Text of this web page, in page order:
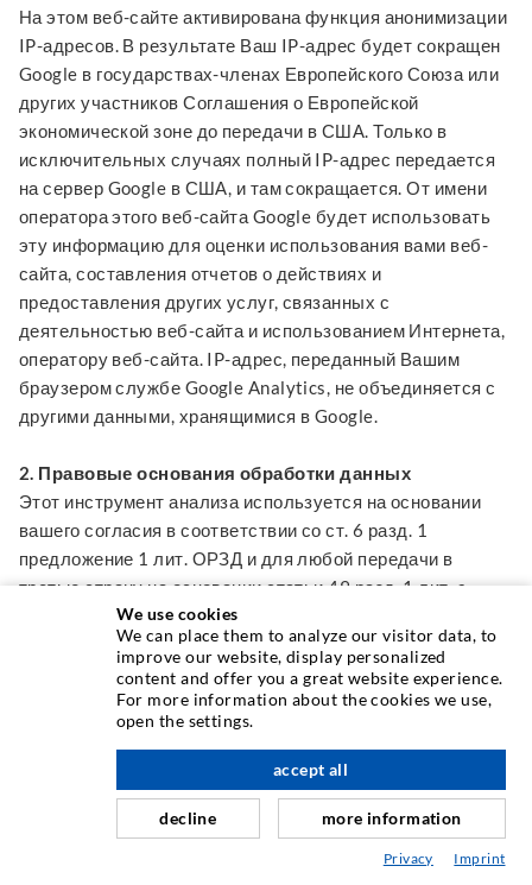
На этом веб-сайте активирована функция анонимизации
IP-адресов. В результате Ваш IP-адрес будет сокращен
Google в государствах-членах Европейского Союза или
других участников Соглашения о Европейской
экономической зоне до передачи в США. Только в
исключительных случаях полный IP-адрес передается
на сервер Google в США, и там сокращается. От имени
оператора этого веб-сайта Google будет использовать
эту информацию для оценки использования вами веб-
сайта, составления отчетов о действиях и
предоставления других услуг, связанных с
деятельностью веб-сайта и использованием Интернета,
оператору веб-сайта. IP-адрес, переданный Вашим
браузером службе Google Analytics, не объединяется с
другими данными, хранящимися в Google.
2. Правовые основания обработки данных
Этот инструмент анализа используется на основании
вашего согласия в соответствии со ст. 6 разд. 1
предложение 1 лит. ОРЗД и для любой передачи в
третью страну на основании статьи 49 разд. 1 лит. a
ОРЗД). Хранение информации на вашем конечном
устройстве происходит на основании § 25 разд. 1 п. 1
Закона о телекоммуникациях и защите
телекоммуникационных данных (ТТДСГ).
Использование Google Analytics на нашем сайте служит
для анализа поведения посетителей нашего сайта с
целью оптимизации и отображения как нашего сайта, так
We use cookies
We can place them to analyze our visitor data, to
improve our website, display personalized
content and offer you a great website experience.
For more information about the cookies we use,
open the settings.
decline
accept all
more information
Privacy Imprint